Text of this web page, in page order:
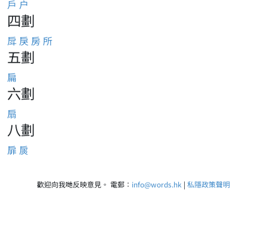
戶 户
四劃
戽 戾 房 所
五劃
扁
六劃
扇
八劃
扉 扊
歡迎向我哋反映意見。 電郵： info@words.hk | 私隱政策聲明